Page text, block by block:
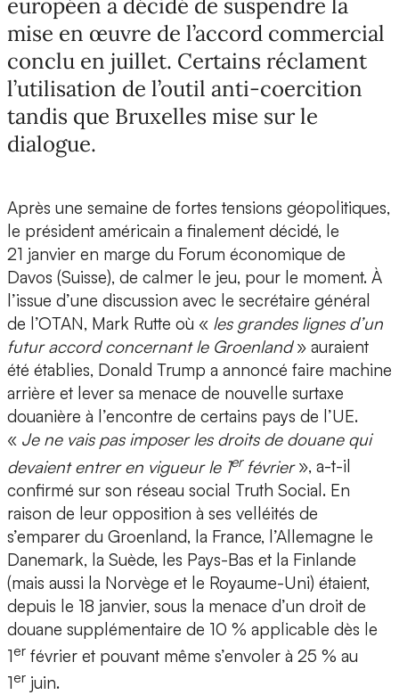
européen a décidé de suspendre la
mise en œuvre de l’accord commercial
conclu en juillet. Certains réclament
l’utilisation de l’outil anti-coercition
tandis que Bruxelles mise sur le
dialogue.
Après une semaine de fortes tensions géopolitiques,
le président américain a finalement décidé, le
21 janvier en marge du Forum économique de
Davos (Suisse), de calmer le jeu, pour le moment. À
l’issue d’une discussion avec le secrétaire général
de l’OTAN, Mark Rutte où « les grandes lignes d’un
futur accord concernant le Groenland» auraient
été établies, Donald Trump a annoncé faire machine
arrière et lever sa menace de nouvelle surtaxe
douanière à l’encontre de certains pays de l’UE.
« Je ne vais pas imposer les droits de douane qui
devaient entrer en vigueur le 1erfévrier», a-t-il
confirmé sur son réseau social Truth Social. En
raison de leur opposition à ses velléités de
s’emparer du Groenland, la France, l’Allemagne le
Danemark, la Suède, les Pays-Bas et la Finlande
(mais aussi la Norvège et le Royaume-Uni) étaient,
depuis le 18 janvier, sous la menace d’un droit de
douane supplémentaire de 10 % applicable dès le
1er février et pouvant même s’envoler à 25 % au
1er juin.